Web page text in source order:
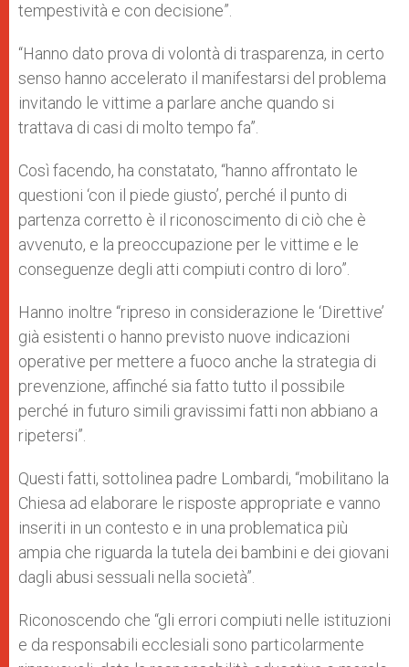
tempestività e con decisione”.
“Hanno dato prova di volontà di trasparenza, in certo
senso hanno accelerato il manifestarsi del problema
invitando le vittime a parlare anche quando si
trattava di casi di molto tempo fa”.
Così facendo, ha constatato, “hanno affrontato le
questioni ‘con il piede giusto’, perché il punto di
partenza corretto è il riconoscimento di ciò che è
avvenuto, e la preoccupazione per le vittime e le
conseguenze degli atti compiuti contro di loro”.
Hanno inoltre “ripreso in considerazione le ‘Direttive’
già esistenti o hanno previsto nuove indicazioni
operative per mettere a fuoco anche la strategia di
prevenzione, affinché sia fatto tutto il possibile
perché in futuro simili gravissimi fatti non abbiano a
ripetersi”.
Questi fatti, sottolinea padre Lombardi, “mobilitano la
Chiesa ad elaborare le risposte appropriate e vanno
inseriti in un contesto e in una problematica più
ampia che riguarda la tutela dei bambini e dei giovani
dagli abusi sessuali nella società”.
Riconoscendo che “gli errori compiuti nelle istituzioni
e da responsabili ecclesiali sono particolarmente